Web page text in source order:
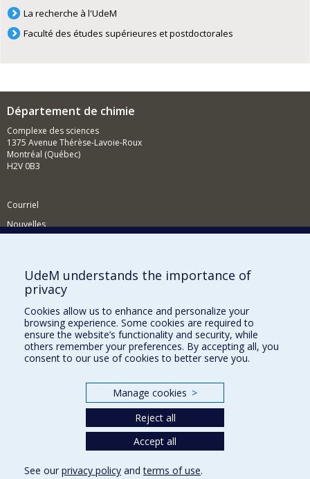
La recherche à l'UdeM
Faculté des études supérieures et postdoctorales
Département de chimie
Complexe des sciences
1375 Avenue Thérèse-Lavoie-Roux
Montréal (Québec)
H2V 0B3
Courriel
Nouvelles
Comment soutenir le Département?
BESOIN D'AIDE?
Plan du site
Signaler une erreur
Accessibilité
Nos départements et écoles
UdeM understands the importance of
privacy
Cookies allow us to enhance and personalize your
browsing experience. Some cookies are required to
ensure the website’s functionality and security, while
others remember your preferences. By accepting all, you
consent to our use of cookies to better serve you.
Manage cookies >
Reject all
Accept all
See our privacy policy andterms of use.